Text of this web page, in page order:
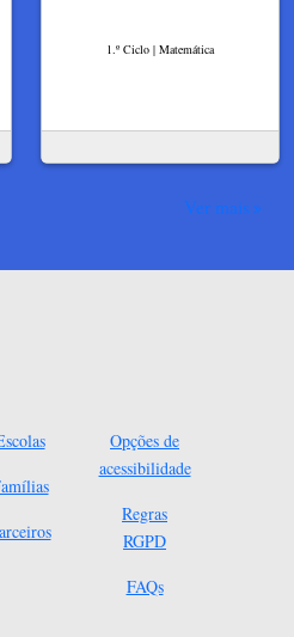
1.º Ciclo | Matemática
Ver mais
Opções de
acessibilidade
Regras
RGPD
FAQs